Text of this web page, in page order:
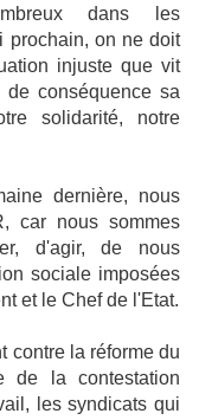
dans les
prochain, on ne doit
injuste que vit
conséquence sa
solidarité, notre
dernière, nous
car nous sommes
d'agir, de nous
sociale imposées
et le Chef de l'Etat.
contre la réforme du
de la contestation
les syndicats qui